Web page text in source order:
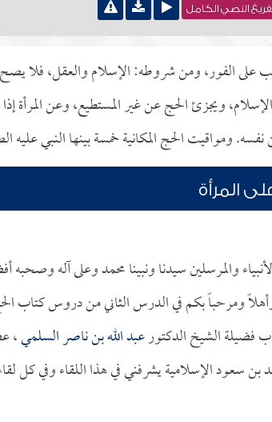
النصي الكامل
الفور، ومن شروطه: الإسلام والعقل، فلا
ويجزئ الحج عن غير المستطيع، وعن المرأة
ومواقيت الحج المكانية خمسة بينها النبي عليه
المرأة
والمرسلين سيدنا ونبينا محمد وعلى آله وصحبه
ومرحباً بكم في الدرس الثاني من دروس كتاب
فضيلة الشيخ الدكتورعبد الله بن ناصر السلمي،
بن سعود الإسلامية يشرفني في هذا اللقاء وفي